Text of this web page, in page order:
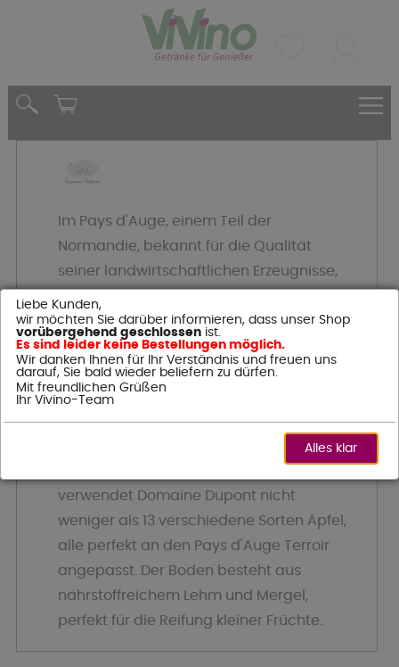
Im Pays d'Auge, einem Teil der
Normandie, bekannt für die Qualität
seiner landwirtschaftlichen Erzeugnisse,
Anwesen, bestehend aus 30 Hektar
Obstgärten in der Normandie, im Herzen
der Pay d'Auge Region.
Das Anwesen produziert Apfelwein,
Pommeau und Calvados.
verwendet Domaine Dupont nicht
weniger als 13 verschiedene Sorten Äpfel,
alle perfekt an den Pays d'Auge Terroir
angepasst.
Der Boden besteht aus
nährstoffreichem Lehm und Mergel,
perfekt für die Reifung kleiner Früchte.
Liebe Kunden,
wir möchten Sie darüber informieren, dass unser Shop
vorübergehend geschlossenist.
Es sind leider keine Bestellungen möglich.
Wir danken Ihnen für Ihr Verständnis und freuen uns
darauf, Sie bald wieder beliefern zu dürfen.
Mit freundlichen Grüßen
Ihr Vivino-Team
Alles klar